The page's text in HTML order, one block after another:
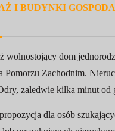
I BUDYNKI
wolnostojący dom
Pomorzu Zachodnim.
zaledwie kilka minut od
dla osób